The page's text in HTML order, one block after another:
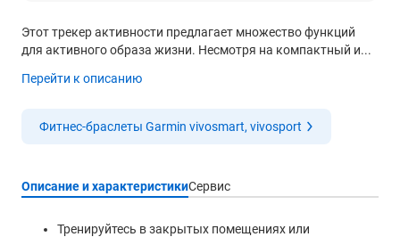
Этот трекер активности предлагает множество функций
для активного образа жизни. Несмотря на компактный и...
Перейти к описанию
Фитнес-браслеты Garmin vivosmart, vivosport
Описание и характеристикиСервис
Тренируйтесь в закрытых помещениях или